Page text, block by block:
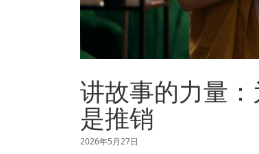
讲故事的力量
是推销
2026年5月27日